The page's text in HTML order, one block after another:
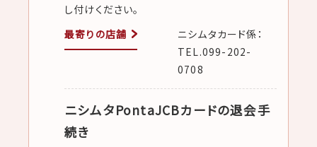
し付けください。
最寄りの店舗
ニシムタカード係：
TEL.099-202-
0708
ニシムタPontaJCBカードの退会手
続き